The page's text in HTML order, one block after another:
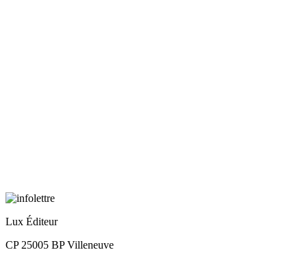
Lux Éditeur
CP 25005 BP Villeneuve